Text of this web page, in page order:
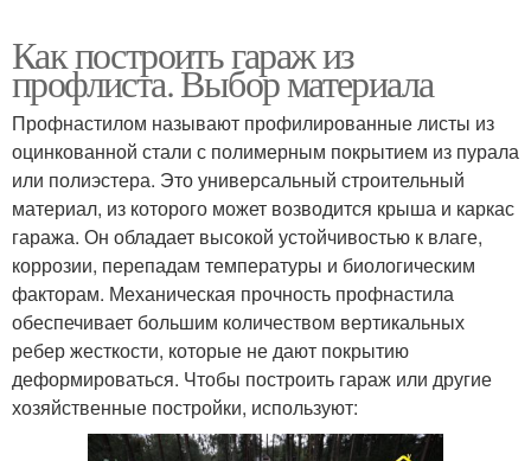
Как построить гараж из
профлиста. Выбор материала
Профнастилом называют профилированные листы из
оцинкованной стали с полимерным покрытием из пурала
или полиэстера. Это универсальный строительный
материал, из которого может возводится крыша и каркас
гаража. Он обладает высокой устойчивостью к влаге,
коррозии, перепадам температуры и биологическим
факторам. Механическая прочность профнастила
обеспечивает большим количеством вертикальных
ребер жесткости, которые не дают покрытию
деформироваться. Чтобы построить гараж или другие
хозяйственные постройки, используют: